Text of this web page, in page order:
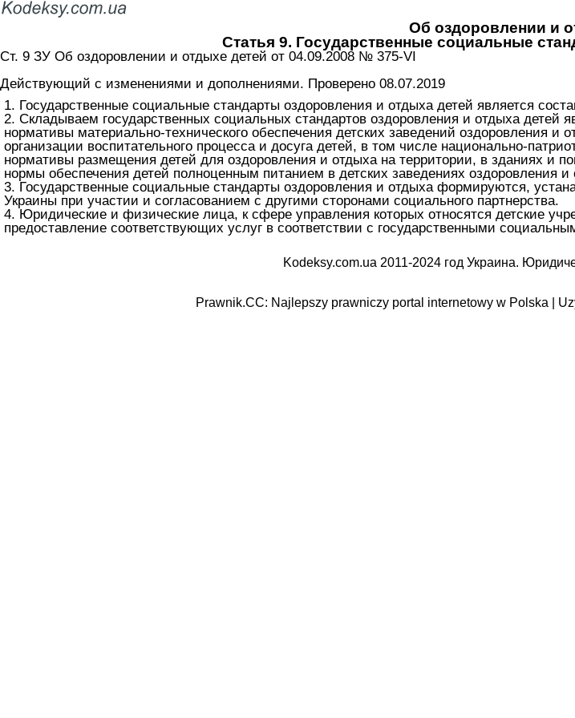
Об оздоровлении и
Статья 9. Государственные социальные
Ст. 9 ЗУ Об оздоровлении и отдыхе детей от 04.09.2008 № 375-VI
Действующий с изменениями и дополнениями. Проверено 08.07.2019
1. Государственные социальные стандарты оздоровления и отдыха детей является
2. Складываем государственных социальных стандартов оздоровления и отдыха детей
нормативы материально-технического обеспечения детских заведений оздоровления
организации воспитательного процесса и досуга детей, в том числе национально-
нормативы размещения детей для оздоровления и отдыха на территории, в зданиях и
нормы обеспечения детей полноценным питанием в детских заведениях оздоровления
3. Государственные социальные стандарты оздоровления и отдыха формируются,
Украины при участии и согласованием с другими сторонами социального партнерства.
4. Юридические и физические лица, к сфере управления которых относятся детские
предоставление соответствующих услуг в соответствии с государственными
Kodeksy.com.ua 2011-2024 год Украина.
Prawnik.CC: Najlepszy prawniczy portal internetowy w Polska |